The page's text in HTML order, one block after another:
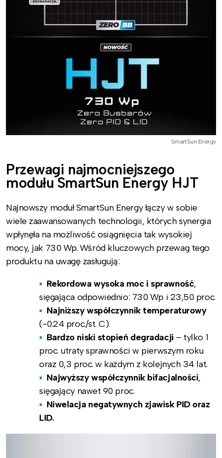
SmartSun Energy
Przewagi najmocniejszego
modułu SmartSun Energy HJT
Najnowszy moduł SmartSun Energy łączy w sobie
wiele zaawansowanych technologii, których synergia
wpłynęła na możliwość osiągnięcia tak wysokiej
mocy, jak 730 Wp. Wśród kluczowych przewag tego
produktu na uwagę zasługują:
Rekordowa wysoka moc i sprawność,
sięgająca odpowiednio: 730 Wp i 23,50 proc.
Najniższy współczynnik temperaturowy
(-0.24 proc./st. C).
Bardzo niski stopień degradacji – tylko 1
proc. utraty sprawności w pierwszym roku
oraz 0,3 proc. w każdym z kolejnych 34 lat.
Najwyższy współczynnik bifacjalności,
sięgający nawet 90 proc.
Niwelacja negatywnych zjawisk PID oraz
LID.